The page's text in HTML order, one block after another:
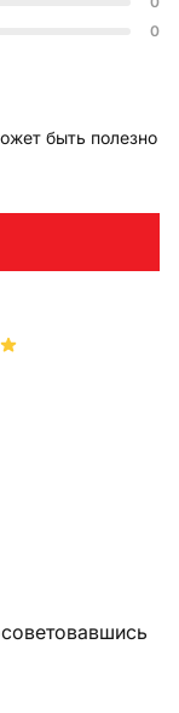
0
быть полезно